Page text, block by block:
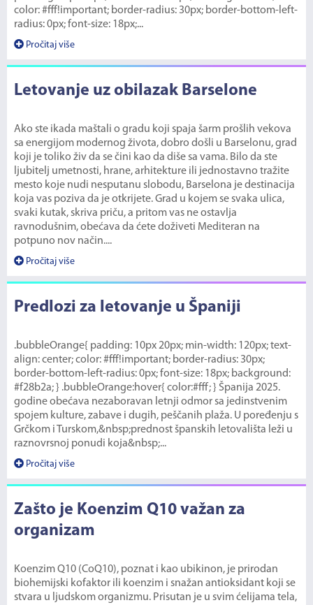
color: #fff!important; border-radius: 30px; border-bottom-left-
radius: 0px; font-size: 18px;...
Pročitaj više
Letovanje uz obilazak Barselone
Ako ste ikada maštali o gradu koji spaja šarm prošlih vekova
sa energijom modernog života, dobro došli u Barselonu, grad
koji je toliko živ da se čini kao da diše sa vama. Bilo da ste
ljubitelj umetnosti, hrane, arhitekture ili jednostavno tražite
mesto koje nudi nesputanu slobodu, Barselona je destinacija
koja vas poziva da je otkrijete. Grad u kojem se svaka ulica,
svaki kutak, skriva priču, a pritom vas ne ostavlja
ravnodušnim, obećava da ćete doživeti Mediteran na
potpuno nov način....
Pročitaj više
Predlozi za letovanje u Španiji
.bubbleOrange{ padding: 10px 20px; min-width: 120px; text-
align: center; color: #fff!important; border-radius: 30px;
border-bottom-left-radius: 0px; font-size: 18px; background:
#f28b2a; } .bubbleOrange:hover{ color:#fff; } Španija 2025.
godine obećava nezaboravan letnji odmor sa jedinstvenim
spojem kulture, zabave i dugih, peščanih plaža. U poređenju s
Grčkom i Turskom,&nbsp;prednost španskih letovališta leži u
raznovrsnoj ponudi koja&nbsp;...
Pročitaj više
Zašto je Koenzim Q10 važan za
organizam
Koenzim Q10 (CoQ10), poznat i kao ubikinon, je prirodan
biohemijski kofaktor ili koenzim i snažan antioksidant koji se
stvara u ljudskom organizmu. Prisutan je u svim ćelijama tela,